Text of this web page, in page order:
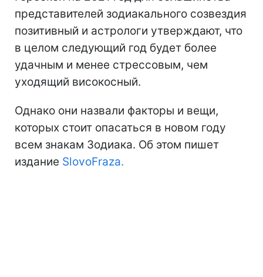
представителей зодиакального созвездия
позитивный и астрологи утверждают, что
в целом следующий год будет более
удачным и менее стрессовым, чем
уходящий високосный.
Однако они назвали факторы и вещи,
которых стоит опасаться в новом году
всем знакам Зодиака. Об этом пишет
издание SlovoFraza.